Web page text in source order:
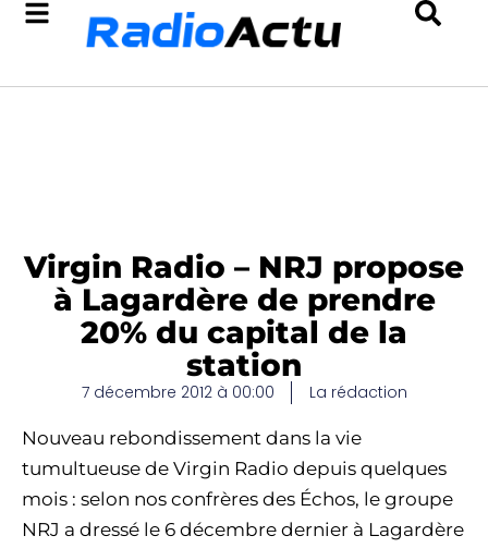
Virgin Radio – NRJ propose
à Lagardère de prendre
20% du capital de la
station
7 décembre 2012 à 00:00 La rédaction
Nouveau rebondissement dans la vie
tumultueuse de Virgin Radio depuis quelques
mois : selon nos confrères des Échos, le groupe
NRJ a dressé le 6 décembre dernier à Lagardère